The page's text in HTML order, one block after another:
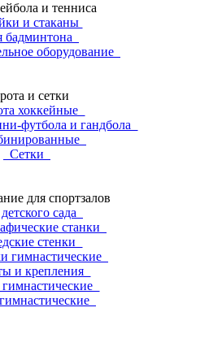
и тенниса
и стаканы
бадминтона
оборудование
и сетки
хоккейные
футбола и гандбола
Сетки
для спортзалов
сада
станки
стенки
гимнастические
и крепления